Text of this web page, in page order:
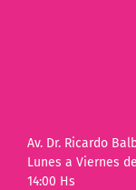
Av. Dr. Ricardo
Lunes a Viernes
14:00 Hs